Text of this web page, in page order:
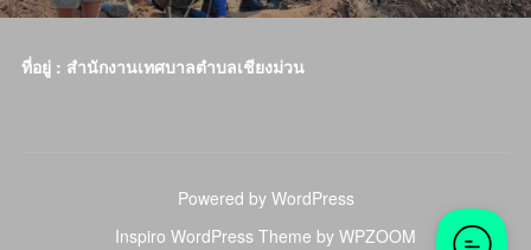
ที่อยู่ : สำนักงานเทศบาลตำบลเชียงม่วน
Powered by WordPress
Inspiro WordPress Theme by WPZOOM